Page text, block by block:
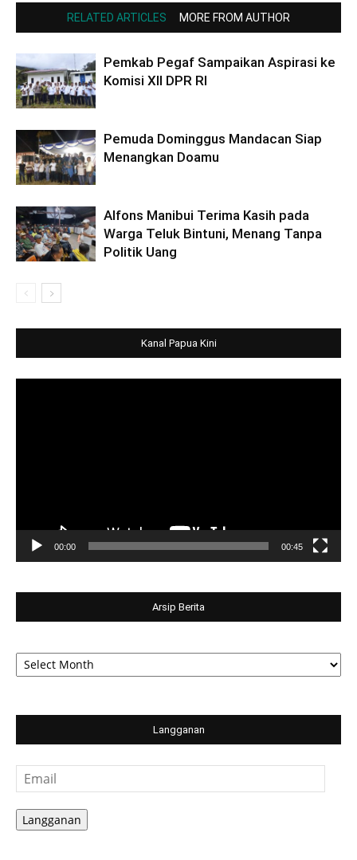
RELATED ARTICLES MORE FROM AUTHOR
Pemkab Pegaf Sampaikan Aspirasi ke
Komisi XII DPR RI
Pemuda Dominggus Mandacan Siap
Menangkan Doamu
Alfons Manibui Terima Kasih pada
Warga Teluk Bintuni, Menang Tanpa
Politik Uang
Kanal Papua Kini
00:00 00:45
Arsip Berita
Arsip
Berita
Langganan
Email
Langganan